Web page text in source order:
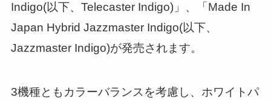
Indigo(以下、Telecaster Indigo)」、「Made In
Japan Hybrid Jazzmaster Indigo(以下、
Jazzmaster Indigo)が発売されます。
3機種ともカラーバランスを考慮し、ホワイトパ